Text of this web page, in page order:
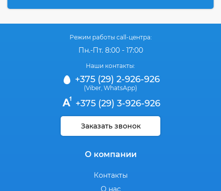
Режим работы call-центра:
Пн.-Пт. 8:00 - 17:00
Наши контакты:
+375 (29) 2-926-926
(Viber WhatsApp)
+375 (29) 3-926-926
Заказать звонок
О компании
Контакты
О нас